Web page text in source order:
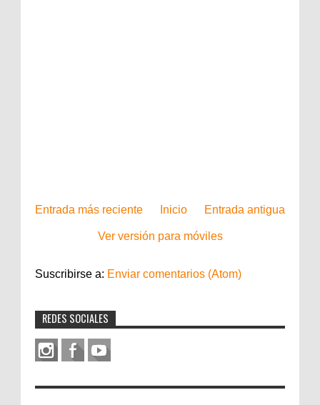
Entrada más reciente Entrada antigua
Inicio
Ver versión para móviles
Suscribirse a: Enviar comentarios (Atom)
REDES SOCIALES